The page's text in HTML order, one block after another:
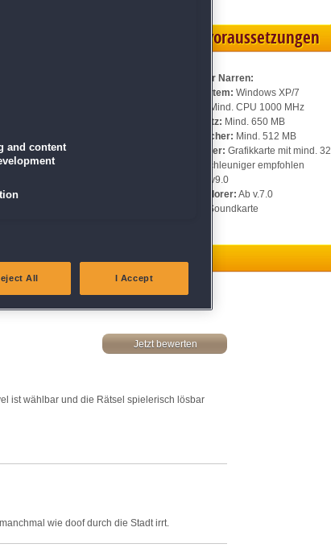
die Bewohner der
ist. Und der
Systemvoraussetzungen
Für Stadt der Narren:
Betriebssystem: Windows XP/7
Mind. CPU 1000 MHz
Speicherplatz: Mind. 650 MB
Arbeitsspeicher: Mind. 512 MB
Videospeicher: Grafikkarte mit mind. 32
MB, 3D-Beschleuniger empfohlen
Ab v9.0
Internet Explorer: Ab v.7.0
Soundkarte
Jetzt bewerten
ist wählbar und die Rätsel spielerisch lösbar
wie doof durch die Stadt irrt.
and content
All I Accept